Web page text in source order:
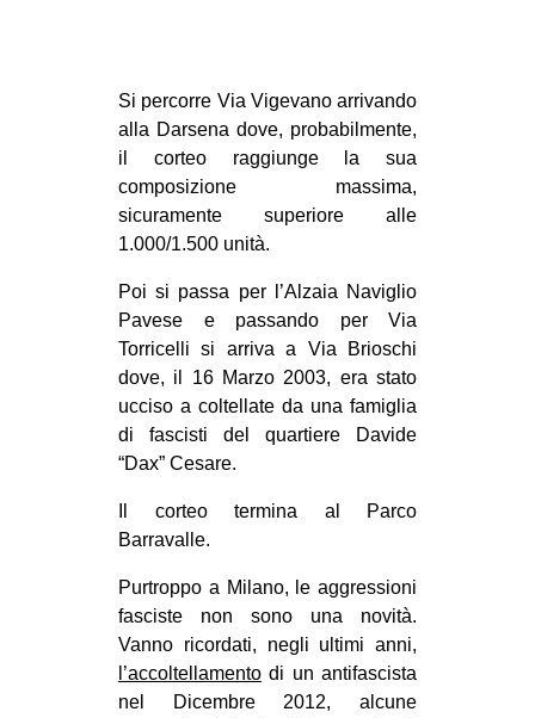
Si percorre Via Vigevano arrivando
alla Darsena dove, probabilmente,
il corteo raggiunge la sua
composizione massima,
sicuramente superiore alle
1.000/1.500 unità.
Poi si passa per l’Alzaia Naviglio
Pavese e passando per Via
Torricelli si arriva a Via Brioschi
dove, il 16 Marzo 2003, era stato
ucciso a coltellate da una famiglia
di fascisti del quartiere Davide
“Dax” Cesare.
Il corteo termina al Parco
Barravalle.
Purtroppo a Milano, le aggressioni
fasciste non sono una novità.
Vanno ricordati, negli ultimi anni,
l’accoltellamento di un antifascista
nel Dicembre 2012, alcune